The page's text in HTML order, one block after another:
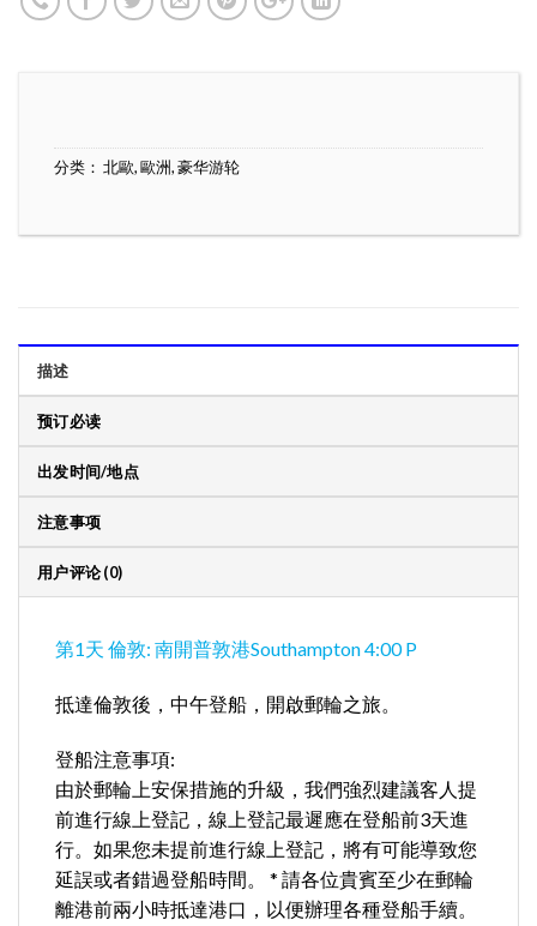
分类： 北歐,歐洲,豪华游轮
描述
预订必读
出发时间/地点
注意事项
用户评论 (0)
第1天 倫敦: 南開普敦港Southampton 4:00 P
抵達倫敦後，中午登船，開啟郵輪之旅。
登船注意事項:
由於郵輪上安保措施的升級，我們強烈建議客人提
前進行線上登記，線上登記最遲應在登船前3天進
行。如果您未提前進行線上登記，將有可能導致您
延誤或者錯過登船時間。 * 請各位貴賓至少在郵輪
離港前兩小時抵達港口，以便辦理各種登船手續。